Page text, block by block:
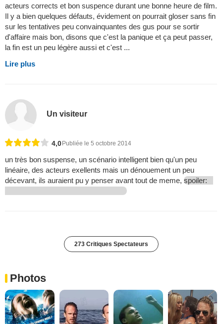
acteurs corrects et bon suspence durant une bonne heure de film.
Il y a bien quelques défauts, évidement on pourrait gloser sans fin
sur les tentatives peu convainquantes des gus pour se sortir
d'affaire mais bon, disons que c'est la panique et ça peut passer,
la fin est un peu légère aussi et c'est ...
Lire plus
Un visiteur
4,0Publiée le 5 octobre 2014
un très bon suspense, un scénario intelligent bien qu'un peu
linéaire, des acteurs exellents mais un dénouement un peu
décevant, ils auraient pu y penser avant tout de meme, spoiler:
273 Critiques Spectateurs
Photos